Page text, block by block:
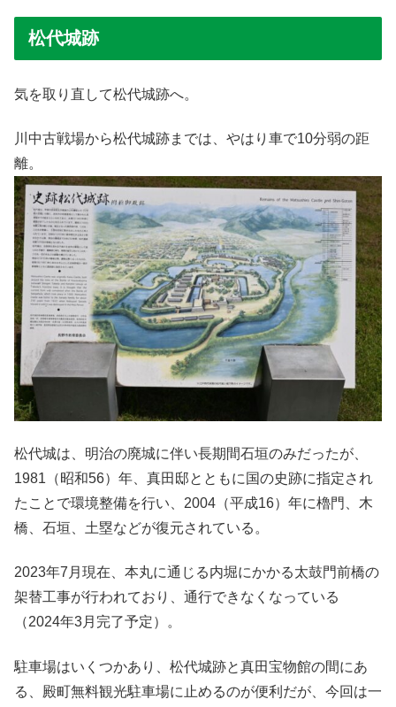
松代城跡
気を取り直して松代城跡へ。
川中古戦場から松代城跡までは、やはり車で10分弱の距
離。
松代城は、明治の廃城に伴い長期間石垣のみだったが、
1981（昭和56）年、真田邸とともに国の史跡に指定され
たことで環境整備を行い、2004（平成16）年に櫓門、木
橋、石垣、土塁などが復元されている。
2023年7月現在、本丸に通じる内堀にかかる太鼓門前橋の
架替工事が行われており、通行できなくなっている
（2024年3月完了予定）。
駐車場はいくつかあり、松代城跡と真田宝物館の間にあ
る、殿町無料観光駐車場に止めるのが便利だが、今回は一